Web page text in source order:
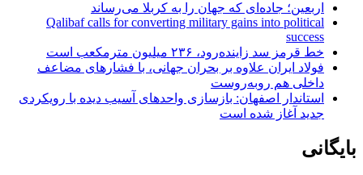
اربعین؛ جاده‌ای که جهان را به کربلا می‌رساند
Qalibaf calls for converting military gains into political
success
خط قرمز سد زاینده‌رود، ۲۳۶ میلیون مترمکعب است
فولاد ایران علاوه بر بحران جهانی، با فشارهای مضاعف
داخلی هم روبه‌روست
استاندار اصفهان: بازسازی واحدهای آسیب دیده با رویکردی
جدید آغاز شده است
بایگانی